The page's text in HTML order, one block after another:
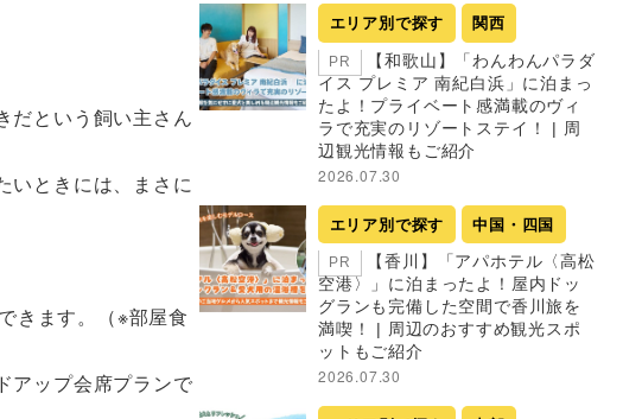
エリア別で探す 関西
PR
【和歌山】「わんわんパラダ
イス プレミア 南紀白浜」に泊まっ
たよ！プライベート感満載のヴィ
ラで充実のリゾートステイ！ | 周
辺観光情報もご紹介
2026.07.30
エリア別で探す 中国・四国
PR
【香川】「アパホテル〈高松
空港〉」に泊まったよ！屋内ドッ
グランも完備した空間で香川旅を
満喫！ | 周辺のおすすめ観光スポ
ットもご紹介
2026.07.30